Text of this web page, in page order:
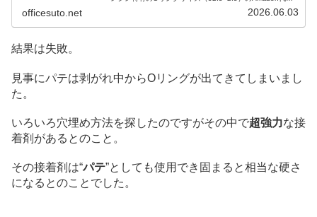
officesuto.net 2026.06.03
結果は失敗。
見事にパテは剥がれ中からOリングが出てきてしまいまし
た。
いろいろ穴埋め方法を探したのですがその中で超強力な接
着剤があるとのこと。
その接着剤は“パテ”としても使用でき固まると相当な硬さ
になるとのことでした。